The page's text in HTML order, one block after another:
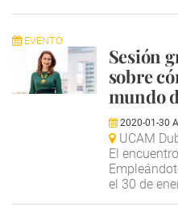
EVENTO
Sesión
sobre
mundo
2020-01-30 A
UCAM
El
el 30 de